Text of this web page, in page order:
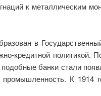
к металлическим
в
политикой.
банки стали
промышленность. К